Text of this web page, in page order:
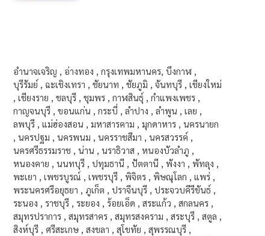
อำนาจเจริญ , อ่างทอง , กรุงเทพมหานคร, บึงกาฬ ,
บุรีรัมย์ , ฉะเชิงเทรา , ชัยนาท , ชัยภูมิ , จันทบุรี , เชียงใหม่
, เชียงราย , ชลบุรี , ชุมพร , กาฬสินธุ์ , กำแพงเพชร ,
กาญจนบุรี , ขอนแก่น , กระบี่ , ลำปาง , ลำพูน , เลย ,
ลพบุรี , แม่ฮ่องสอน , มหาสารคาม , มุกดาหาร , นครนายก
, นครปฐม , นครพนม , นครราชสีมา , นครสวรรค์ ,
นครศรีธรรมราช , น่าน , นราธิวาส , หนองบัวลำภู ,
หนองคาย , นนทบุรี , ปทุมธานี , ปัตตานี , พังงา , พัทลุง ,
พะเยา , เพชรบูรณ์ , เพชรบุรี , พิจิตร , พิษณุโลก , แพร่ ,
พระนครศรีอยุธยา , ภูเก็ต , ปราจีนบุรี , ประจวบคีรีขันธ์ ,
ระนอง , ราชบุรี , ระยอง , ร้อยเอ็ด , สระแก้ว , สกลนคร ,
สมุทรปราการ , สมุทรสาคร , สมุทรสงคราม , สระบุรี , สตูล ,
สิงห์บุรี , ศรีสะเกษ , สงขลา , สุโขทัย , สุพรรณบุรี ,